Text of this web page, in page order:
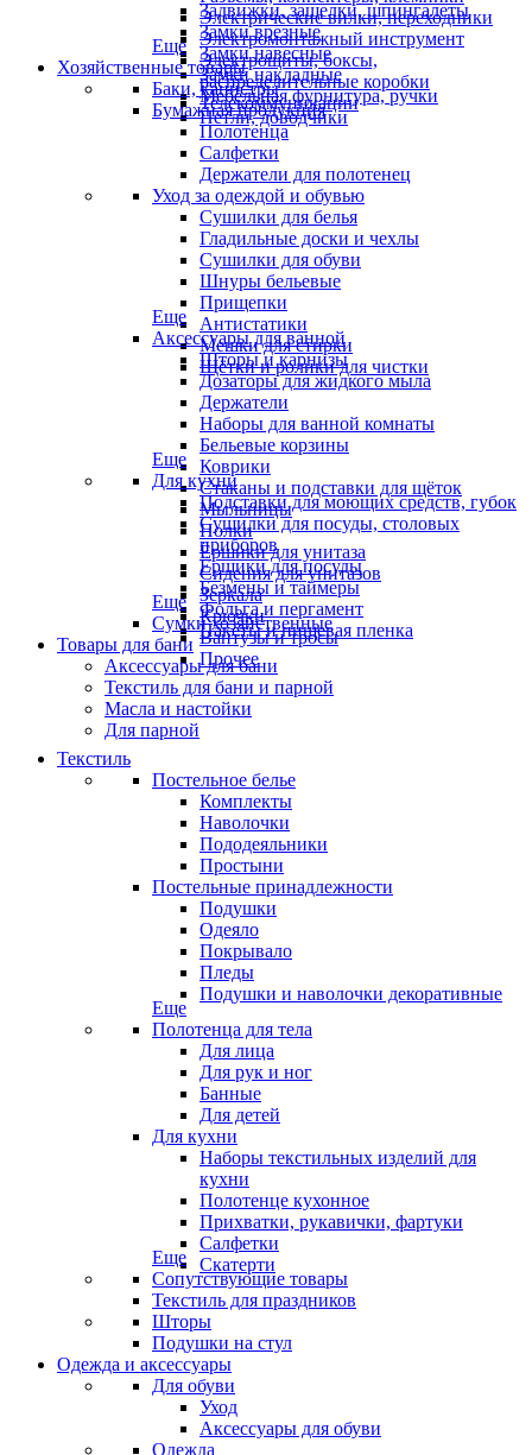
Электрические вилки, переходники
Электромонтажный инструмент
Электрощиты, боксы,
распределительные коробки
Телекоммуникации
Задвижки, защелки, шпингалеты
Замки врезные
Замки навесные
Замки накладные
Мебельная фурнитура, ручки
Петли, доводчики
Еще
Хозяйственные товары
Баки, канистры
Бумажная продукция
Полотенца
Салфетки
Держатели для полотенец
Уход за одеждой и обувью
Сушилки для белья
Гладильные доски и чехлы
Сушилки для обуви
Шнуры бельевые
Прищепки
Антистатики
Мешки для стирки
Щётки и ролики для чистки
Еще
Аксессуары для ванной
Шторы и карнизы
Дозаторы для жидкого мыла
Держатели
Наборы для ванной комнаты
Бельевые корзины
Коврики
Стаканы и подставки для щёток
Мыльницы
Полки
Ёршики для унитаза
Сидения для унитазов
Зеркала
Крючки
Вантузы и тросы
Прочее
Еще
Для кухни
Подставки для моющих средств, губок
Сушилки для посуды, столовых
приборов
Ёршики для посуды
Безмены и таймеры
Фольга и пергамент
Пакеты и пищевая пленка
Еще
Сумки хозяйственные
Товары для бани
Аксессуары для бани
Текстиль для бани и парной
Масла и настойки
Для парной
Текстиль
Постельное белье
Комплекты
Наволочки
Пододеяльники
Простыни
Постельные принадлежности
Подушки
Одеяло
Покрывало
Пледы
Подушки и наволочки декоративные
Еще
Полотенца для тела
Для лица
Для рук и ног
Банные
Для детей
Для кухни
Наборы текстильных изделий для
кухни
Полотенце кухонное
Прихватки, рукавички, фартуки
Салфетки
Скатерти
Еще
Сопутствующие товары
Текстиль для праздников
Шторы
Подушки на стул
Одежда и аксессуары
Для обуви
Уход
Аксессуары для обуви
Одежда